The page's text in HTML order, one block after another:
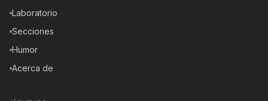
Laboratorio
Secciones
Humor
Acerca de